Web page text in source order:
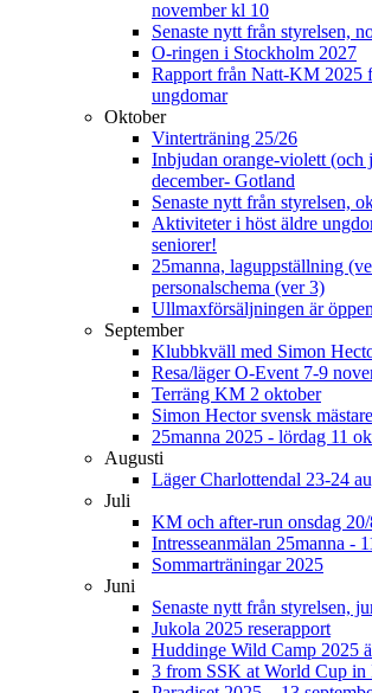
november kl 10
Senaste nytt från styrelsen,
O-ringen i Stockholm 2027
Rapport från Natt-KM 2025
ungdomar
Oktober
Vinterträning 25/26
Inbjudan orange-violett (och
december- Gotland
Senaste nytt från styrelsen,
Aktiviteter i höst äldre
seniorer!
25manna, laguppställning
personalschema (ver 3)
Ullmaxförsäljningen är
September
Klubbkväll med Simon
Resa/läger O-Event 7-9
Terräng KM 2 oktober
Simon Hector svensk
25manna 2025 - lördag 11
Augusti
Läger Charlottendal 23-24
Juli
KM och after-run onsdag
Intresseanmälan 25manna -
Sommarträningar 2025
Juni
Senaste nytt från styrelsen,
Jukola 2025 reserapport
Huddinge Wild Camp 2025
3 from SSK at World Cup in